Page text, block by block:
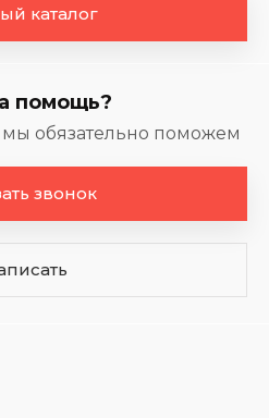
каталог
помощь?
обязательно поможем
звонок